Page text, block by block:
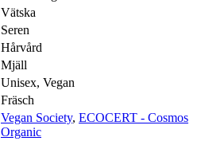
Vätska
Seren
Hårvård
Mjäll
Unisex, Vegan
Fräsch
Vegan Society, ECOCERT - Cosmos
Organic